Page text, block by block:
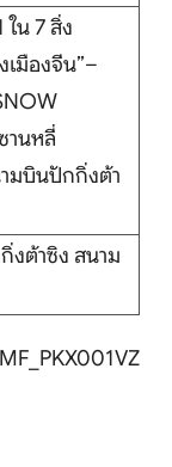
น 7 สิ่ง
เมืองจีน”–
านหลี่
มบินปักกิ่งต้า
งต้าซิง สนาม